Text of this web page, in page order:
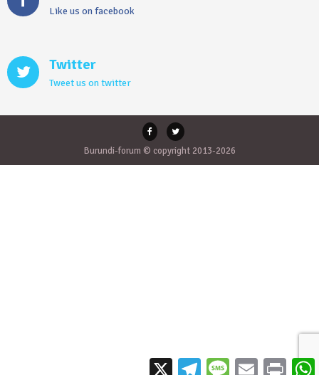
Like us on facebook
Twitter
Tweet us on twitter
Burundi-forum © copyright 2013-2026
X TelegramMessageEmail Print